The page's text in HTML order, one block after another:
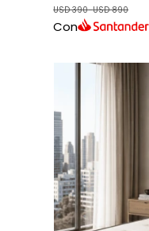
USD 390-USD 890
Con